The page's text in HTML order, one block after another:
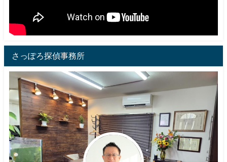
さっぽろ探偵事務所